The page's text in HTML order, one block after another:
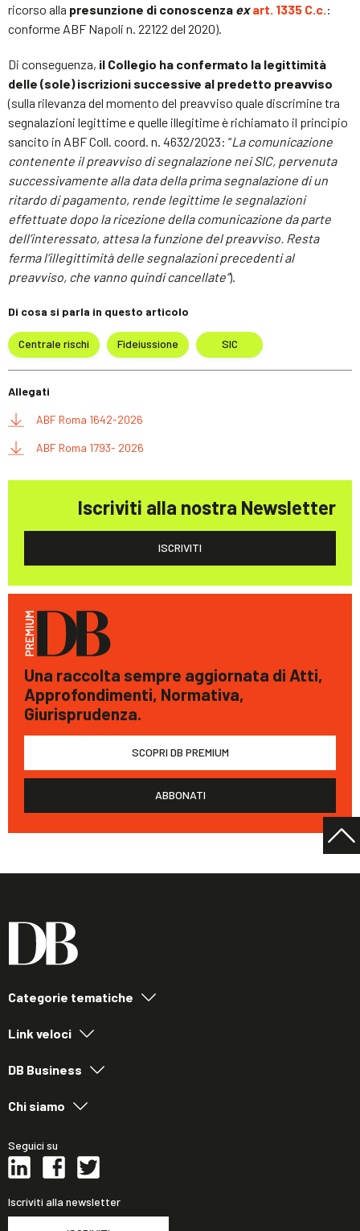
ricorso alla presunzione di conoscenza exart. 1335 C.c.:
conforme ABF Napoli n. 22122 del 2020).
Di conseguenza, il Collegio ha confermato la legittimità
delle (sole) iscrizioni successive al predetto preavviso
(sulla rilevanza del momento del preavviso quale discrimine tra
segnalazioni legittime e quelle illegitime è richiamato il principio
sancito in ABF Coll. coord. n. 4632/2023: “La comunicazione
contenente il preavviso di segnalazione nei SIC, pervenuta
successivamente alla data della prima segnalazione di un
ritardo di pagamento, rende legittime le segnalazioni
effettuate dopo la ricezione della comunicazione da parte
dell’interessato, attesa la funzione del preavviso. Resta
ferma l’illegittimità delle segnalazioni precedenti al
preavviso, che vanno quindi cancellate”).
Di cosa si parla in questo articolo
Centrale rischi Fideiussione SIC
Allegati
ABF Roma 1642-2026
ABF Roma 1793- 2026
Iscriviti alla nostra Newsletter
ISCRIVITI
Una raccolta sempre aggiornata di Atti,
Approfondimenti, Normativa,
Giurisprudenza.
SCOPRI DB PREMIUM
ABBONATI
Categorie tematiche
Link veloci
DB Business
Chi siamo
Seguici su
Iscriviti alla newsletter